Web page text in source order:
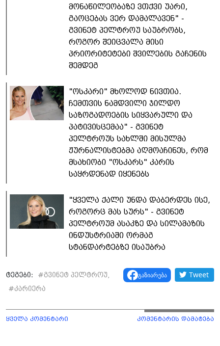
მონაწილეობაზე ვთქვი უარი,
გაოცებას ვერ დამალავენ" -
გვინეტ პელტროუ საუბრობს,
როგორ შეიცვალა მისი
პრიორიტეტები შვილების გაჩენის
შემდეგ
"ოსკარი" მხოლოდ ნივთია.
ჩემთვის ნამდვილი ჯილდო
საზოგადოების სიყვარული და
პატივისცემაა" - გვინეტ
პელტროუს სახლში მისულმა
ჟურნალისტებმა აღმოაჩინეს, რომ
მსახიობი "ოსკარს" კარის
საყრდენად იყენებს
"ყველა ქალი უნდა დაბერდეს ისე,
როგორც მას სურს" - გვინეტ
პელტროუმ ასაკზე და სილამაზის
ინდუსტრიაში ორმაგ
სტანდარტებზე ისაუბრა
ტეგები: #გვინეტ პელტროუ,
#კარიერა
გაზიარება Tweet
ყველა კომენტარი კომენტარის დამატება